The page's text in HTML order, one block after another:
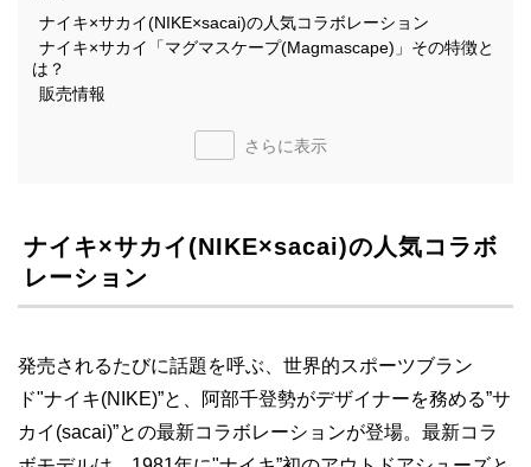
ナイキ×サカイ(NIKE×sacai)の人気コラボレーション
ナイキ×サカイ「マグマスケープ(Magmascape)」その特徴と
は？
販売情報
さらに表示
ナイキ×サカイ(NIKE×sacai)の人気コラボ
レーション
発売されるたびに話題を呼ぶ、世界的スポーツブラン
ド"ナイキ(NIKE)”と、阿部千登勢がデザイナーを務める”サ
カイ(sacai)”との最新コラボレーションが登場。最新コラ